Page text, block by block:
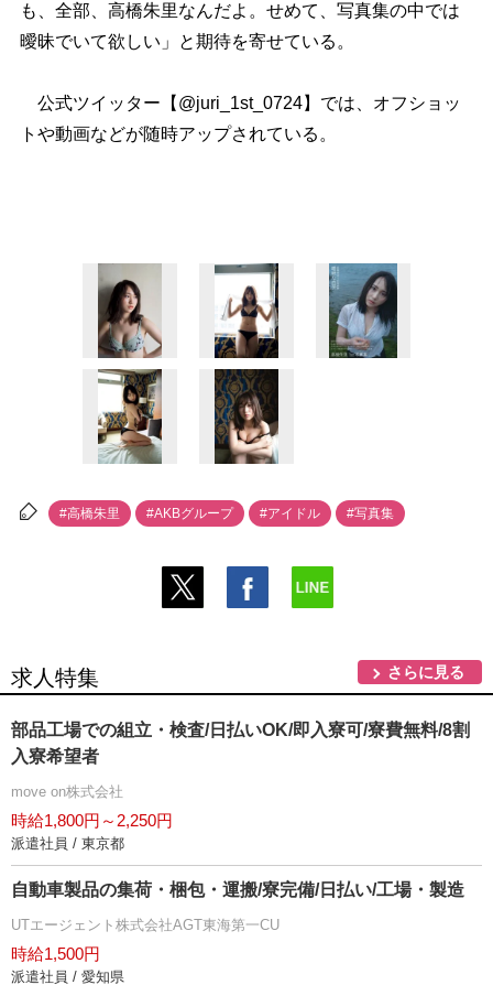
も、全部、高橋朱里なんだよ。せめて、写真集の中では
曖昧でいて欲しい」と期待を寄せている。
公式ツイッター【@juri_1st_0724】では、オフショッ
トや動画などが随時アップされている。
#高橋朱里 #AKBグループ #アイドル #写真集
求人特集 さらに見る
部品工場での組立・検査/日払いOK/即入寮可/寮費無料/8割
入寮希望者
move on株式会社
時給1,800円～2,250円
派遣社員 / 東京都
自動車製品の集荷・梱包・運搬/寮完備/日払い/工場・製造
UTエージェント株式会社AGT東海第一CU
時給1,500円
派遣社員 / 愛知県